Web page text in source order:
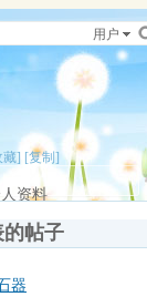
用户
藏] [复制]
资料
的帖子
器